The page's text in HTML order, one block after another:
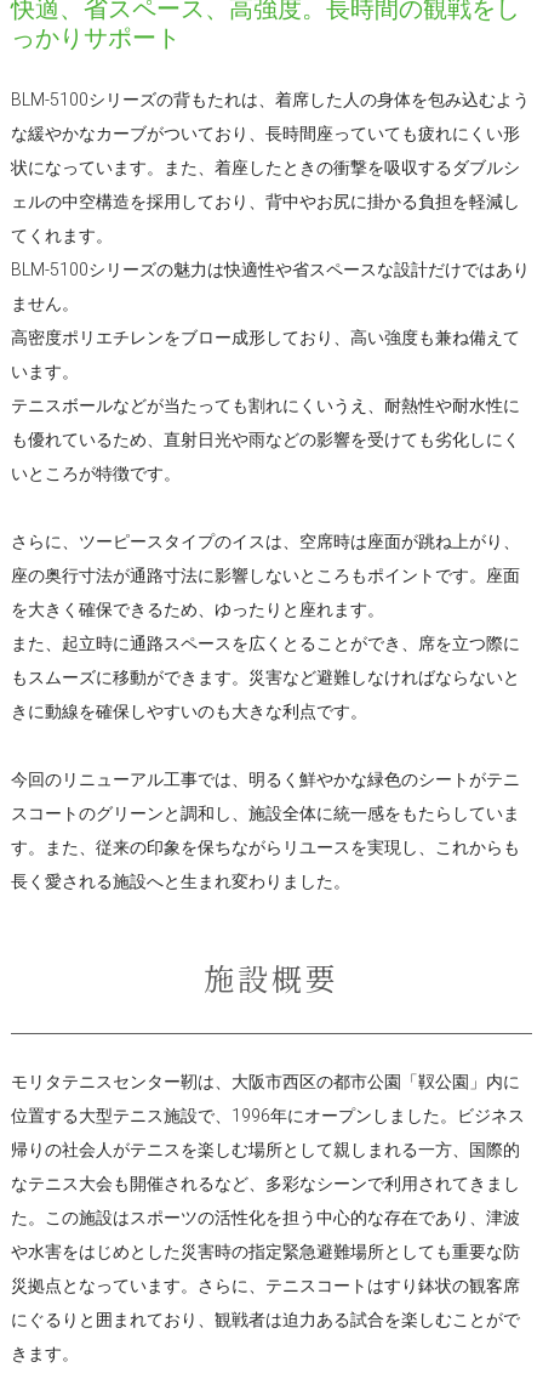
快適、省スペース、高強度。長時間の観戦をし
っかりサポート
BLM-5100シリーズの背もたれは、着席した人の身体を包み込むよう
な緩やかなカーブがついており、長時間座っていても疲れにくい形
状になっています。また、着座したときの衝撃を吸収するダブルシ
ェルの中空構造を採用しており、背中やお尻に掛かる負担を軽減し
てくれます。
BLM-5100シリーズの魅力は快適性や省スペースな設計だけではあり
ません。
高密度ポリエチレンをブロー成形しており、高い強度も兼ね備えて
います。
テニスボールなどが当たっても割れにくいうえ、耐熱性や耐水性に
も優れているため、直射日光や雨などの影響を受けても劣化しにく
いところが特徴です。
さらに、ツーピースタイプのイスは、空席時は座面が跳ね上がり、
座の奥行寸法が通路寸法に影響しないところもポイントです。座面
を大きく確保できるため、ゆったりと座れます。
また、起立時に通路スペースを広くとることができ、席を立つ際に
もスムーズに移動ができます。災害など避難しなければならないと
きに動線を確保しやすいのも大きな利点です。
今回のリニューアル工事では、明るく鮮やかな緑色のシートがテニ
スコートのグリーンと調和し、施設全体に統一感をもたらしていま
す。また、従来の印象を保ちながらリユースを実現し、これからも
長く愛される施設へと生まれ変わりました。
施設概要
モリタテニスセンター靭は、大阪市西区の都市公園「靫公園」内に
位置する大型テニス施設で、1996年にオープンしました。ビジネス
帰りの社会人がテニスを楽しむ場所として親しまれる一方、国際的
なテニス大会も開催されるなど、多彩なシーンで利用されてきまし
た。この施設はスポーツの活性化を担う中心的な存在であり、津波
や水害をはじめとした災害時の指定緊急避難場所としても重要な防
災拠点となっています。さらに、テニスコートはすり鉢状の観客席
にぐるりと囲まれており、観戦者は迫力ある試合を楽しむことがで
きます。